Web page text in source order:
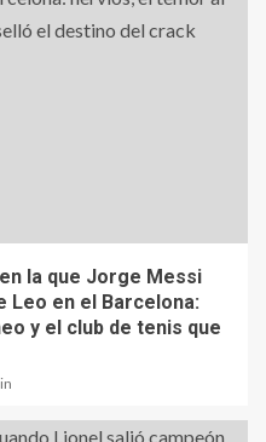
la que Jorge Messi
en el Barcelona:
y el club de tenis que